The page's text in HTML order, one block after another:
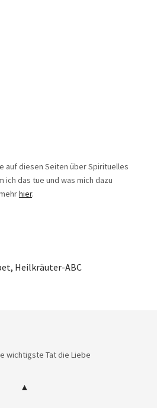
auf diesen Seiten über Spirituelles
ich das tue und was mich dazu
hier.
wichtigste Tat die Liebe